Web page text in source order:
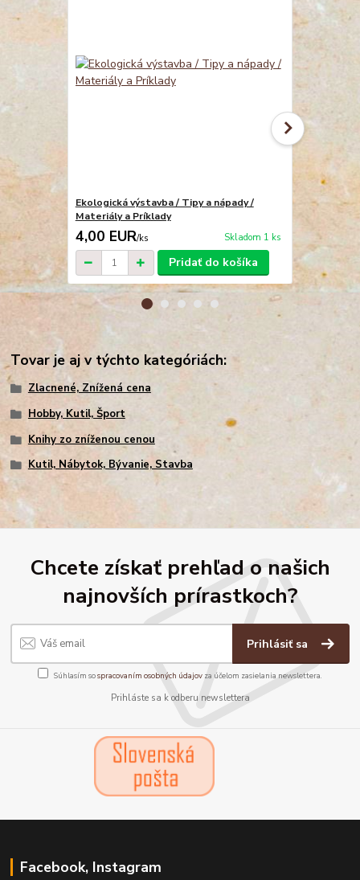
Ekologická výstavba / Tipy a nápady /
Materiály a Príklady
4,00 EUR/ks Skladom 1 ks
Pridať do košíka
Nové
4,00
Tovar je aj v týchto kategóriách:
Zlacnené, Znížená cena
Hobby, Kutil, Šport
Knihy zo zníženou cenou
Kutil, Nábytok, Bývanie, Stavba
Chcete získať prehľad o našich
najnovších prírastkoch?
Prihlásiť sa
Súhlasím sospracovaním osobných údajov za účelom zasielania newslettera.
Prihláste sa k odberu newslettera
Facebook, Instagram